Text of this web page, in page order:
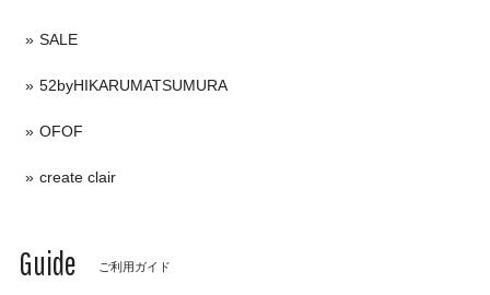
SALE
52byHIKARUMATSUMURA
OFOF
create clair
Guide ご利用ガイド